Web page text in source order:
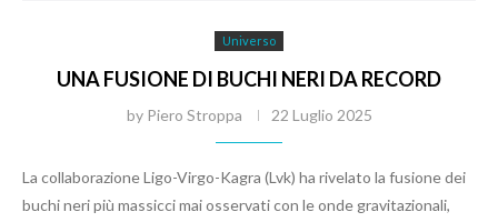
Universo
UNA FUSIONE DI BUCHI NERI DA RECORD
by Piero Stroppa 22 Luglio 2025
La collaborazione Ligo-Virgo-Kagra (Lvk) ha rivelato la fusione dei
buchi neri più massicci mai osservati con le onde gravitazionali,